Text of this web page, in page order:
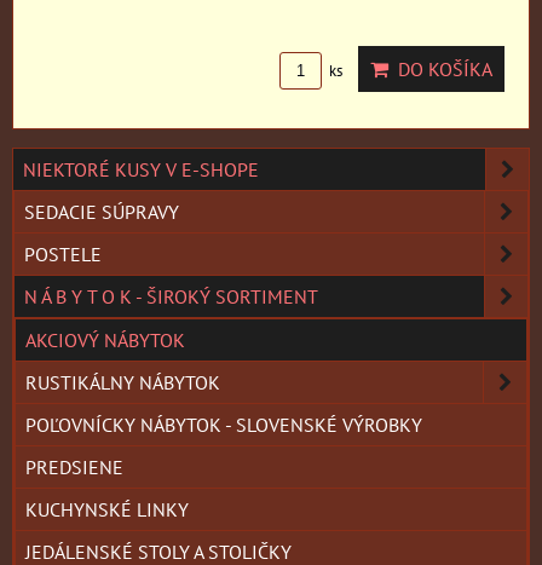
ks DO KOŠÍKA
NIEKTORÉ KUSY V E-SHOPE
SEDACIE SÚPRAVY
POSTELE
N Á B Y T O K - ŠIROKÝ SORTIMENT
AKCIOVÝ NÁBYTOK
RUSTIKÁLNY NÁBYTOK
POĽOVNÍCKY NÁBYTOK - SLOVENSKÉ VÝROBKY
PREDSIENE
KUCHYNSKÉ LINKY
JEDÁLENSKÉ STOLY A STOLIČKY